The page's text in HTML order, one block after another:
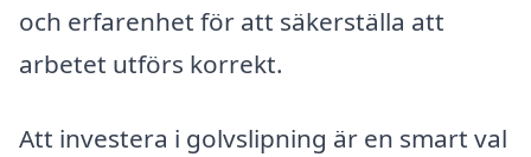
och erfarenhet för att säkerställa att
arbetet utförs korrekt.
Att investera i golvslipning är en smart val